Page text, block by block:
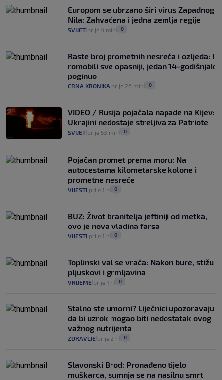
automobilom na Hvar iz Zagreba, a
koliko iz Osijeka
14
Europom se ubrzano širi virus Zapadnog
Nila: Zahvaćena i jedna zemlja regije
SVIJET prije 4 min 0
Raste broj prometnih nesreća i ozljeda: I
romobili sve opasniji, jedan 14-godišnjak
poginuo
CRNA KRONIKA prije 26 min 0
VIDEO / Rusija pojačala napade na Kijev:
Ukrajini nedostaje streljiva za Patriote
SVIJET prije 53 min 0
Pojačan promet prema moru: Na
autocestama kilometarske kolone i
prometne nesreće
VIJESTI prije 1 h 0
BUZ: Život branitelja jeftiniji od metka,
ovo je nova vladina farsa
VIJESTI prije 1 h 0
Toplinski val se vraća: Nakon bure, stižu
pljuskovi i grmljavina
VRIJEME prije 1 h 0
Stalno ste umorni? Liječnici upozoravaju
da bi uzrok mogao biti nedostatak ovog
važnog nutrijenta
ZDRAVLJE prije 2 h 0
Slavonski Brod: Pronađeno tijelo
muškarca, sumnja se na nasilnu smrt